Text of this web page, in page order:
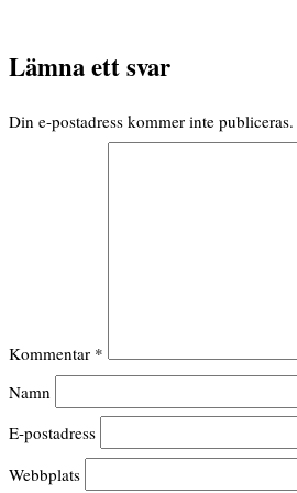
Lämna ett svar
Din e-postadress kommer inte publiceras.
Kommentar *
Namn
E-postadress
Webbplats